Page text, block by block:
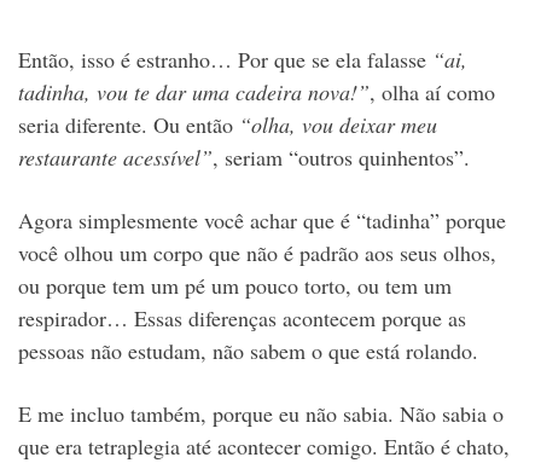
Então, isso é estranho… Por que se ela falasse “ai,
tadinha, vou te dar uma cadeira nova!”, olha aí como
seria diferente. Ou então “olha, vou deixar meu
restaurante acessível”, seriam “outros quinhentos”.
Agora simplesmente você achar que é “tadinha” porque
você olhou um corpo que não é padrão aos seus olhos,
ou porque tem um pé um pouco torto, ou tem um
respirador… Essas diferenças acontecem porque as
pessoas não estudam, não sabem o que está rolando.
E me incluo também, porque eu não sabia. Não sabia o
que era tetraplegia até acontecer comigo. Então é chato,